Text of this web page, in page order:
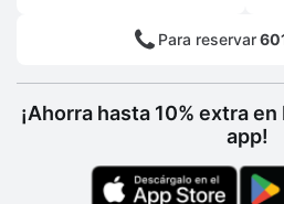
Para reservar
¡Ahorra hasta 10% extra
app!